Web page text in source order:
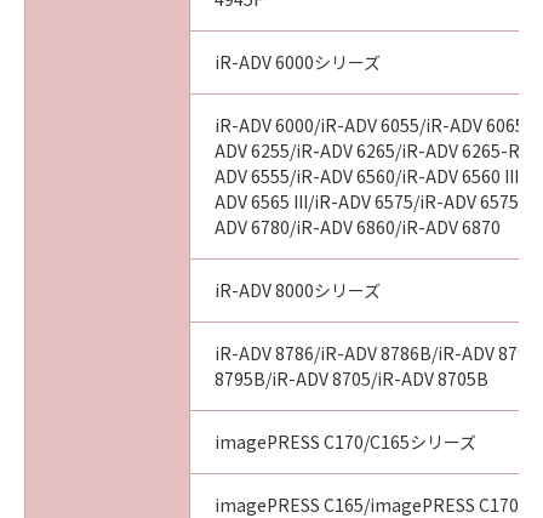
iR-ADV 6000シリーズ
iR-ADV 6000/iR-ADV 6055/iR-ADV 6065/
ADV 6255/iR-ADV 6265/iR-ADV 6265-R/
ADV 6555/iR-ADV 6560/iR-ADV 6560 III/
ADV 6565 III/iR-ADV 6575/iR-ADV 6575
ADV 6780/iR-ADV 6860/iR-ADV 6870
iR-ADV 8000シリーズ
iR-ADV 8786/iR-ADV 8786B/iR-ADV
8795B/iR-ADV 8705/iR-ADV 8705B
imagePRESS C170/C165シリーズ
imagePRESS C165/imagePRESS C170